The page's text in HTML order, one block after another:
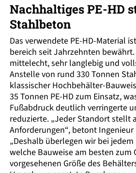
Nachhaltiges PE-HD
Stahlbeton
Das verwendete PE-HD-Material
bereich seit Jahrzehnten
mittelecht, sehr langlebig und
Anstelle von rund 330 Tonnen
klassischer Hoch­behälter-
35 Tonnen PE-HD zum Einsatz,
Fußabdruck deutlich verringerte
reduzierte. „Jeder Standort stellt
Anforderungen“, betont
„Deshalb überlegen wir bei
welche Bauweise am besten zum
vorgesehenen Größe des